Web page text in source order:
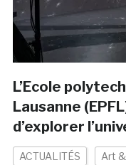
L’Ecole
Lausanne
d’explorer
ACTUALITÉS Art